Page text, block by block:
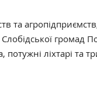
та
громад
ліхтарі та